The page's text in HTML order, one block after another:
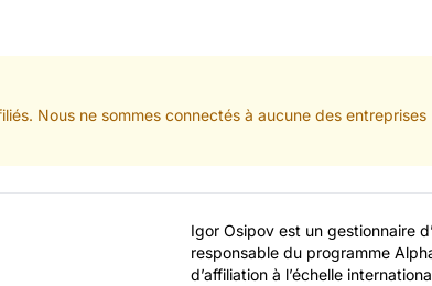
Nous ne sommes connectés à aucune des
Igor Osipov est un gestionnaire
responsable du programme
d’affiliation à l’échelle